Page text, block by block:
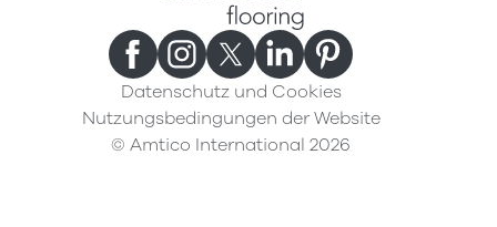
Datenschutz und Cookies
Nutzungsbedingungen der Website
© Amtico International 2026